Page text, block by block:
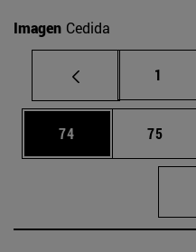
Imagen Cedida
Página
1
Página
74 Página
75